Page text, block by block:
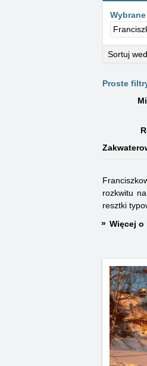
Sortuj
Proste
rozkwitu
resztki
Więcej o